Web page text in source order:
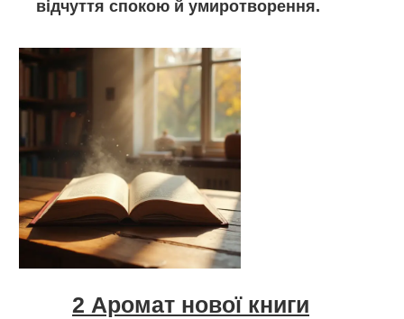
відчуття спокою й умиротворення.
2 Аромат нової книги